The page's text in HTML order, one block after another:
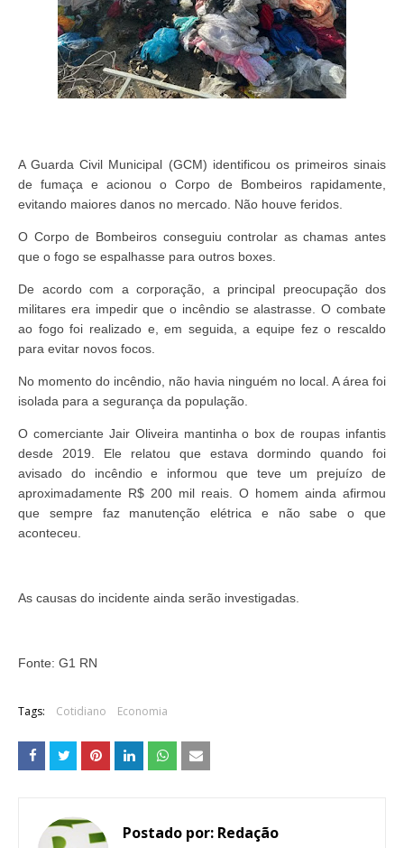
A Guarda Civil Municipal (GCM) identificou os primeiros sinais
de fumaça e acionou o Corpo de Bombeiros rapidamente,
evitando maiores danos no mercado. Não houve feridos.
O Corpo de Bombeiros conseguiu controlar as chamas antes
que o fogo se espalhasse para outros boxes.
De acordo com a corporação, a principal preocupação dos
militares era impedir que o incêndio se alastrasse. O combate
ao fogo foi realizado e, em seguida, a equipe fez o rescaldo
para evitar novos focos.
No momento do incêndio, não havia ninguém no local. A área foi
isolada para a segurança da população.
O comerciante Jair Oliveira mantinha o box de roupas infantis
desde 2019. Ele relatou que estava dormindo quando foi
avisado do incêndio e informou que teve um prejuízo de
aproximadamente R$ 200 mil reais. O homem ainda afirmou
que sempre faz manutenção elétrica e não sabe o que
aconteceu.
As causas do incidente ainda serão investigadas.
Fonte: G1 RN
Tags: Cotidiano Economia
Postado por: Redação